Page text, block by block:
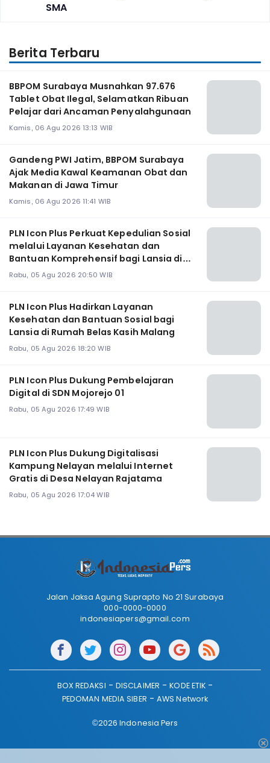
SMA
Berita Terbaru
BBPOM Surabaya Musnahkan 97.676
Tablet Obat Ilegal, Selamatkan Ribuan
Pelajar dari Ancaman Penyalahgunaan
Kamis, 06 Agu 2026 13:13 WIB
Gandeng PWI Jatim, BBPOM Surabaya
Ajak Media Kawal Keamanan Obat dan
Makanan di Jawa Timur
Kamis, 06 Agu 2026 11:41 WIB
PLN Icon Plus Perkuat Kepedulian Sosial
melalui Layanan Kesehatan dan
Bantuan Komprehensif bagi Lansia di
Malang
Rabu, 05 Agu 2026 20:50 WIB
PLN Icon Plus Hadirkan Layanan
Kesehatan dan Bantuan Sosial bagi
Lansia di Rumah Belas Kasih Malang
Rabu, 05 Agu 2026 18:20 WIB
PLN Icon Plus Dukung Pembelajaran
Digital di SDN Mojorejo 01
Rabu, 05 Agu 2026 17:49 WIB
PLN Icon Plus Dukung Digitalisasi
Kampung Nelayan melalui Internet
Gratis di Desa Nelayan Rajatama
Rabu, 05 Agu 2026 17:04 WIB
Jalan Jaksa Agung Suprapto No 21 Surabaya
000-0000-0000
indonesiapers@gmail.com
BOX REDAKSI DISCLAIMER
KODE ETIK
PEDOMAN MEDIA SIBER
AWS Network
©2026 Indonesia Pers